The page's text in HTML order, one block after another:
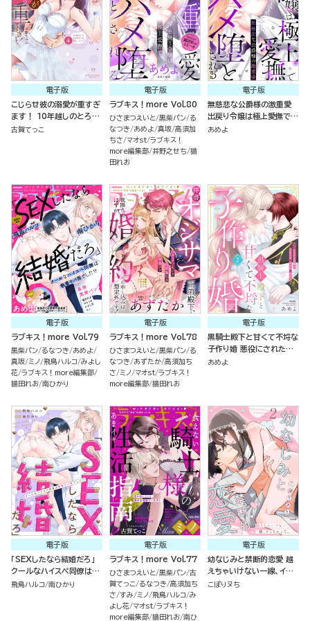
電子版
こじらせ彼の溺愛が重すぎ
ます！ 10年越しのとろ甘
えっち試してみる？ （4）
古賀てっこ
電子版
ラブキス！more Vol.80
ひさまつえいと 黒柴パン る
なつき
あめよ 真坂 高須加
ちさ マオst ラブキス！
more編集部 井野之せち 猫
田れお
電子版
無慈悲な公爵様の激重愛
出戻り令嬢は極上愛撫でハ
メ堕とされる（分冊版）
あめよ
電子版
ラブキス！more Vol.79
黒柴パン るなつき
あめよ
真坂 ミノ 飛鳥ハルコ みよし
花 ラブキス！more編集部
猫田れお 南ひかり
電子版
ラブキス！more Vol.78
ひさまつえいと 黒柴パン る
なつき
あずたか 高須加ち
さ ミノ マオst ラブキス！
more編集部 猫田れお
電子版
黒騎士殿下と甘くて不埒な
子作り婚 悪役にされた令
嬢はイかされ啼かされ暴か
あめよ
電子版
「SEXしたなら結婚だろ」
クールなハイスペ同僚は執
着ヤバ男でした!?（分冊
飛鳥ハルコ 南ひかり
電子版
ラブキス！more Vol.77
ひさまつえいと 黒柴パン 古
賀てっこ
るなつき 高須加ち
さ すみ ミノ 飛鳥ハルコ み
よし花 マオst ラブキス！
more編集部 猫田れお 南ひ
電子版
幼なじみと禁断的恋愛 越
えちゃいけない一線、イっ
ちゃって… （2）
こぽりヌち